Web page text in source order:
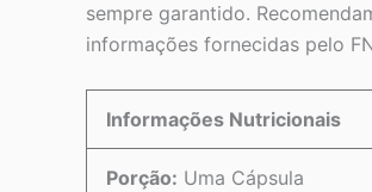
sempre garantido.
informações fornecidas pelo
Informações Nutricionais
Porção: Uma Cápsula